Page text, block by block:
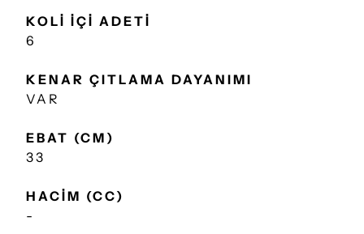
KOLİ İÇİ ADETİ
6
KENAR ÇITLAMA DAYANIMI
VAR
EBAT (CM)
33
HACİM (CC)
-